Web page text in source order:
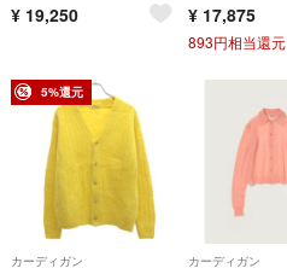
¥ 19,250 ¥ 17,875
893円相当還元
5%還元
カーディガン カーディガン